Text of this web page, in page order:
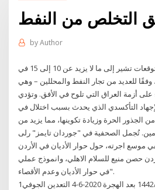
التخلص من النفط
byAuthor
ومع ذلك ، فإن معظم التوقعات تشير إلى ما لا يزيد عن 10 إلى 15 في
وفقًا للعديد من تجار النفط والمحللين – وهي
على أزمة العراق التي تلوح في الأفق. وتؤدي
التأكسدي الذي يحدث بسبب اختلال في
الحرة وزيادة تكوينها، مما يزيد من
تُجمل الصحفية في "جوردان تايمز" رلى
اجرته، حول حوار الأديان في الأردن
"الأردن حصن منيع للسلام الاهلي، وانموذج عملي
في حوار الأديان وعدم الأقصاء".
1‏‏/6‏‏/1442 بعد الهجرة 2020-6-4 التعدين الجوفي (Underground